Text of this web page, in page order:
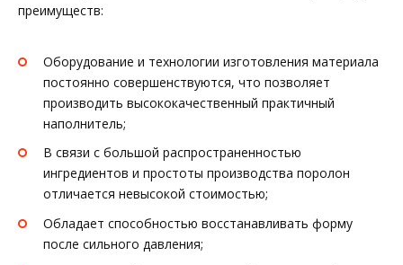
преимуществ:
Оборудование и технологии изготовления материала
постоянно совершенствуются, что позволяет
производить высококачественный практичный
наполнитель;
В связи с большой распространенностью
ингредиентов и простоты производства поролон
отличается невысокой стоимостью;
Обладает способностью восстанавливать форму
после сильного давления;